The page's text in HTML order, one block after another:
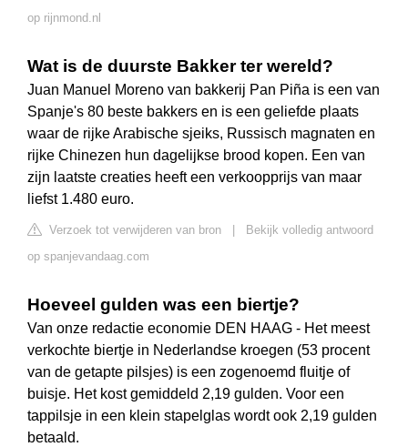
op rijnmond.nl
Wat is de duurste Bakker ter wereld?
Juan Manuel Moreno van bakkerij Pan Piña is een van
Spanje's 80 beste bakkers en is een geliefde plaats
waar de rijke Arabische sjeiks, Russisch magnaten en
rijke Chinezen hun dagelijkse brood kopen. Een van
zijn laatste creaties heeft een verkoopprijs van maar
liefst 1.480 euro.
Verzoek tot verwijderen van bron
Bekijk volledig antwoord
op spanjevandaag.com
Hoeveel gulden was een biertje?
Van onze redactie economie DEN HAAG - Het meest
verkochte biertje in Nederlandse kroegen (53 procent
van de getapte pilsjes) is een zogenoemd fluitje of
buisje. Het kost gemiddeld 2,19 gulden. Voor een
tappilsje in een klein stapelglas wordt ook 2,19 gulden
betaald.